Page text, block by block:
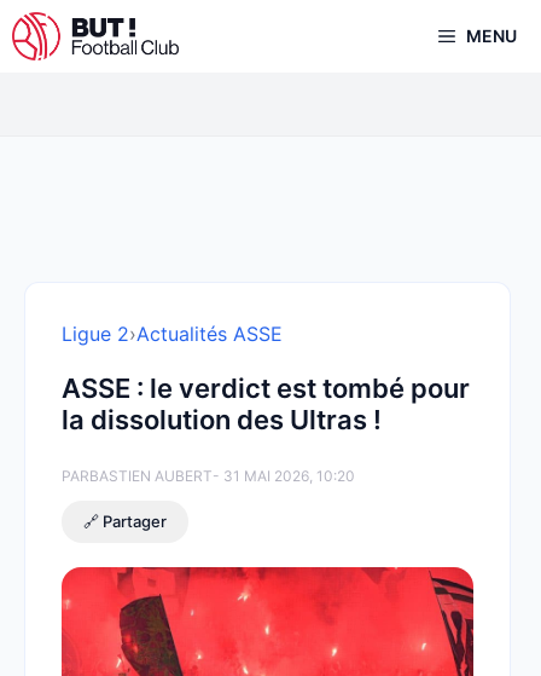
Aller
au
MENU
Ligue 2›Actualités ASSE
ASSE : le verdict est tombé pour
la dissolution des Ultras !
PARBASTIEN AUBERT- 31 MAI 2026, 10:20
🔗 Partager